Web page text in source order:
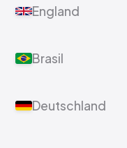
England
Brasil
Deutschland